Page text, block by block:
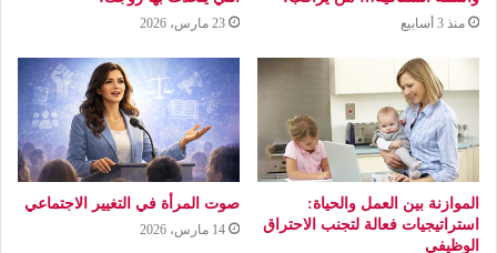
منذ 3 أسابيع 23 مارس، 2026
الموازنة بين العمل والحياة:
استراتيجيات فعالة لتجنب الاحتراق
الوظيفي
صوت المرأة في التغيير الاجتماعي
14 مارس، 2026